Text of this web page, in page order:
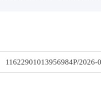
11622901013956984P/2026-